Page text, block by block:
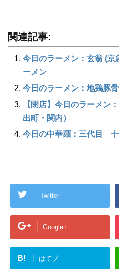
関連記事:
今日のラーメン：玄翁 (京
ーメン
今日のラーメン：地鶏豚
【閉店】今日のラーメン
出町・関内）
今日の中華麺：三代目 十
Twitter
Google+
B! はてブ